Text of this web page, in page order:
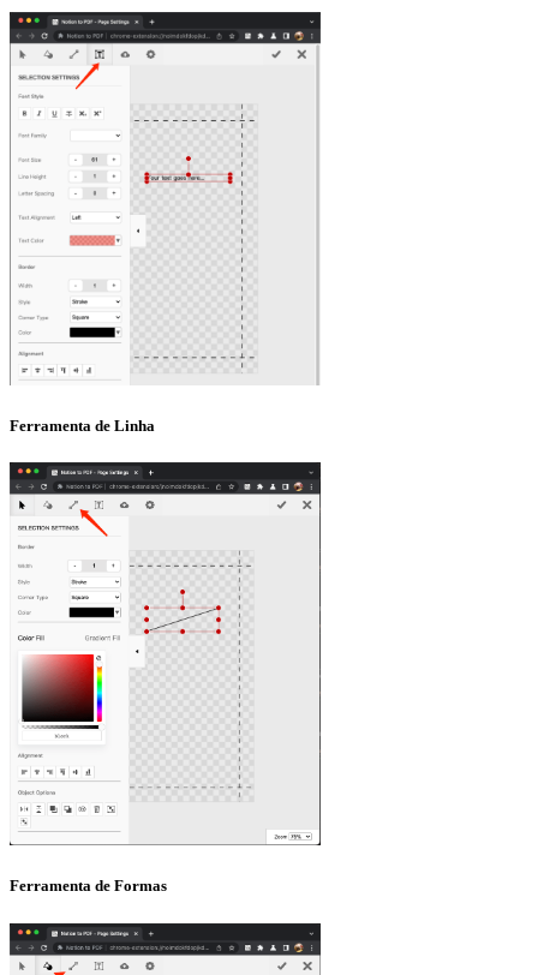
Ferramenta de Linha
Ferramenta de Formas